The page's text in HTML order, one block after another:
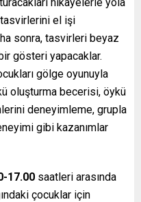
tasvirlerini el işi
sonra, tasvirleri beyaz
gösteri yapacaklar.
gölge oyunuyla
oluşturma becerisi, öykü
deneyimleme, grupla
gibi kazanımlar
17.00 saatleri arasında
çocuklar için